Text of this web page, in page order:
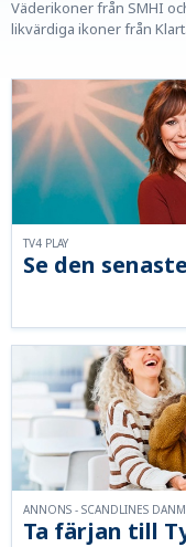
Väderikoner från SMHI
likvärdiga ikoner från Klart.
Se den
TV4 PLAY
Ta färjan till
ANNONS - SCANDLINES